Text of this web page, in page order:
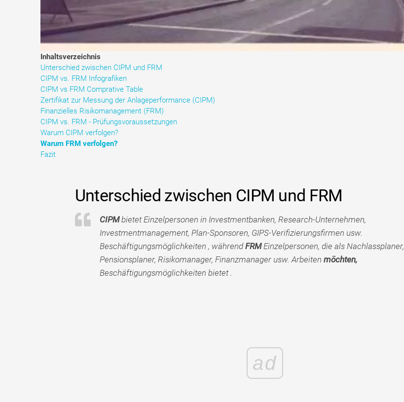
Inhaltsverzeichnis
Unterschied zwischen CIPM und FRM
CIPM vs. FRM Infografiken
CIPM vs FRM Comprative Table
Zertifikat zur Messung der Anlageperformance (CIPM)
Finanzielles Risikomanagement (FRM)
CIPM vs. FRM - Prüfungsvoraussetzungen
Warum CIPM verfolgen?
Warum FRM verfolgen?
Fazit
Unterschied zwischen CIPM und FRM
CIPMbietet Einzelpersonen in Investmentbanken, Research-Unternehmen,
Investmentmanagement, Plan-Sponsoren, GIPS-Verifizierungsfirmen usw.
Beschäftigungsmöglichkeiten , währendFRMEinzelpersonen, die als Nachlassplaner,
Pensionsplaner, Risikomanager, Finanzmanager usw. Arbeiten möchten,
Beschäftigungsmöglichkeiten bietet .
ad